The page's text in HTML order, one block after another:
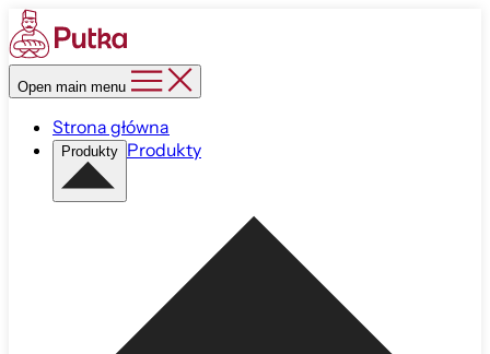
Open main menu
Strona główna
Produkty Produkty